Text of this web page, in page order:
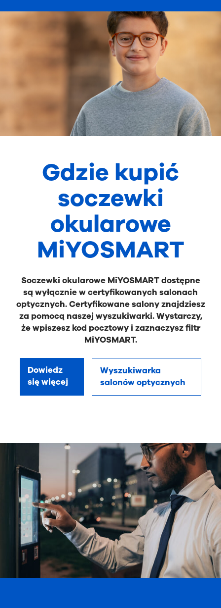
Gdzie kupić
soczewki
okularowe
MiYOSMART
Soczewki okularowe MiYOSMART dostępne
są wyłącznie w certyfikowanych salonach
optycznych. Certyfikowane salony znajdziesz
za pomocą naszej wyszukiwarki. Wystarczy,
że wpiszesz kod pocztowy i zaznaczysz filtr
MiYOSMART.
Dowiedz
się więcej
Wyszukiwarka
salonów optycznych